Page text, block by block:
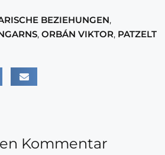
BEZIEHUNGEN,
, ORBÁN VIKTOR, PATZELT
Kommentar